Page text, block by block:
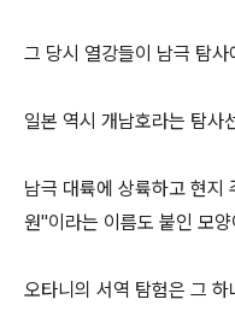
그 당시 열강들이 남극 탐사
일본 역시 개남호라는 탐사
남극 대륙에 상륙하고 현지
원"이라는 이름도 붙인 모양
오타니의 서역 탐험은 그 하